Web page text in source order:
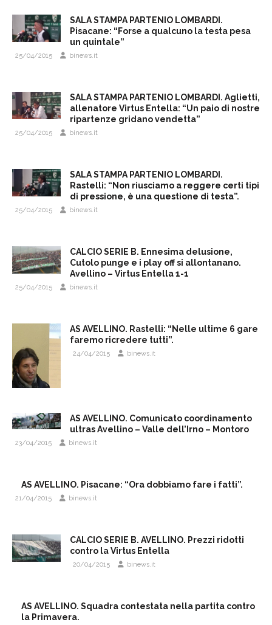
SALA STAMPA PARTENIO LOMBARDI.
Pisacane: “Forse a qualcuno la testa pesa
un quintale”
25/04/2015 binews.it
SALA STAMPA PARTENIO LOMBARDI. Aglietti,
allenatore Virtus Entella: “Un paio di nostre
ripartenze gridano vendetta”
25/04/2015 binews.it
SALA STAMPA PARTENIO LOMBARDI.
Rastelli: “Non riusciamo a reggere certi tipi
di pressione, è una questione di testa”.
25/04/2015 binews.it
CALCIO SERIE B. Ennesima delusione,
Cutolo punge e i play off si allontanano.
Avellino – Virtus Entella 1-1
25/04/2015 binews.it
AS AVELLINO. Rastelli: “Nelle ultime 6 gare
faremo ricredere tutti”.
24/04/2015 binews.it
AS AVELLINO. Comunicato coordinamento
ultras Avellino – Valle dell’Irno – Montoro
23/04/2015 binews.it
AS AVELLINO. Pisacane: “Ora dobbiamo fare i fatti”.
21/04/2015 binews.it
CALCIO SERIE B. AVELLINO. Prezzi ridotti
contro la Virtus Entella
20/04/2015 binews.it
AS AVELLINO. Squadra contestata nella partita contro
la Primavera.